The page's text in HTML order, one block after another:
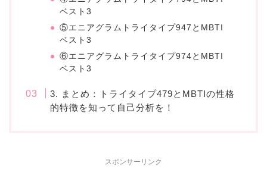
ベスト3
⑤エニアグラムトライタイプ947とMBTI
ベスト3
⑥エニアグラムトライタイプ974とMBTI
ベスト3
3. まとめ：トライタイプ479とMBTIの性格
的特徴を知って自己分析を！
スポンサーリンク